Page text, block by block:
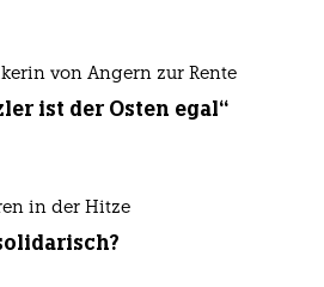
von Angern zur Rente
ist der Osten egal“
in der Hitze